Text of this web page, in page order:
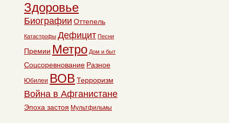
Здоровье
Биографии Оттепель
Катастрофы Дефицит Песни
Премии Метро Дом и быт
Соцсоревнование Разное
Юбилеи ВОВ Терроризм
Война в Афганистане
Эпоха застоя Мультфильмы